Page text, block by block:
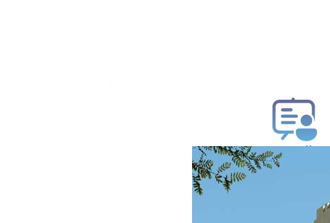
طلب فتوى
استعلام عن فتوى